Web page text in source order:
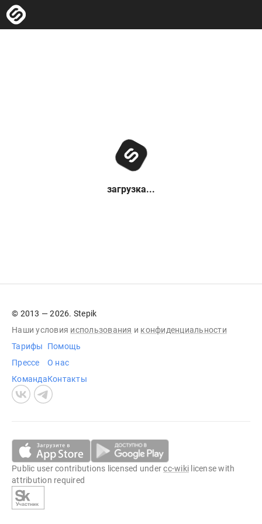
загрузка...
© 2013 — 2026. Stepik
Наши условия использования и конфиденциальности
Тарифы
Прессе
Команда
Помощь
О нас
Контакты
Public user contributions licensed undercc-wiki license with
attribution required